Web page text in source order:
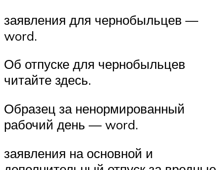
заявления для чернобыльцев —
word.
Об отпуске для чернобыльцев
читайте здесь.
Образец за ненормированный
рабочий день — word.
заявления на основной и